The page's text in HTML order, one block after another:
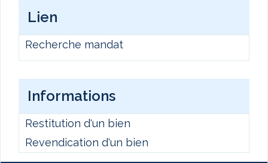
Lien
Recherche mandat
Informations
Restitution d'un bien
Revendication d'un bien